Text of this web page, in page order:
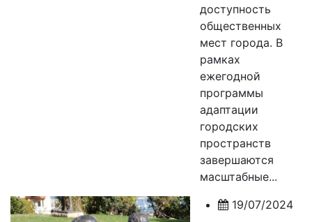
доступность
общественных
мест города. В
рамках
ежегодной
программы
адаптации
городских
пространств
завершаются
масштабные...
19/07/2024